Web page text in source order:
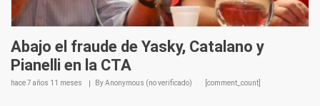
Abajo el fraude de Yasky, Catalano y
Pianelli en la CTA
hace7 años 11 meses ByAnonymous (no verificado) [comment_count]